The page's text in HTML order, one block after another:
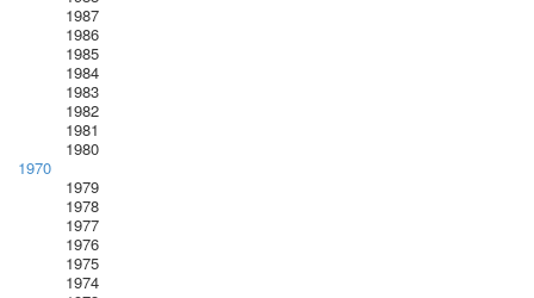
1987
1986
1985
1984
1983
1982
1981
1980
1970
1979
1978
1977
1976
1975
1974